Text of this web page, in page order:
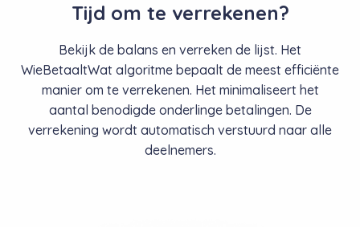
Tijd om te verrekenen?
Bekijk de balans en verreken de lijst. Het
WieBetaaltWat algoritme bepaalt de meest efficiënte
manier om te verrekenen. Het minimaliseert het
aantal benodigde onderlinge betalingen. De
verrekening wordt automatisch verstuurd naar alle
deelnemers.